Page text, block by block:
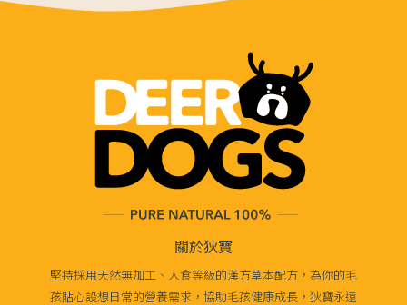
關於狄寶
堅持採用天然無加工、人食等級的漢方草本配方，為你的毛
孩貼心設想日常的營養需求，協助毛孩健康成長，狄寶永遠